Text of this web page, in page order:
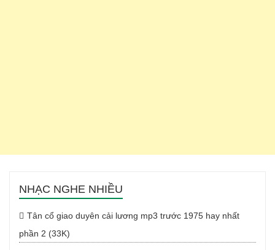
NHẠC NGHE NHIỀU
Tân cổ giao duyên cải lương mp3 trước 1975 hay nhất
phần 2 (33K)